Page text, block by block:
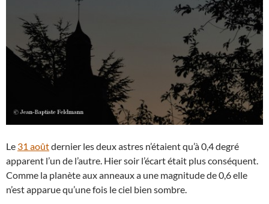
Le 31 aoûtdernier les deux astres n’étaient qu’à 0,4 degré
apparent l’un de l’autre. Hier soir l’écart était plus conséquent.
Comme la planète aux anneaux a une magnitude de 0,6 elle
n’est apparue qu’une fois le ciel bien sombre.